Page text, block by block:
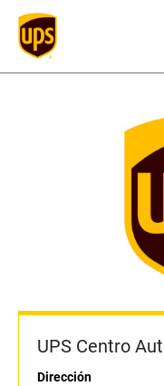
UPS Centro
Dirección